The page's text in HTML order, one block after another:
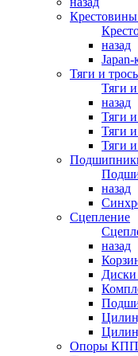
назад
Тяги и
Тяги
назад
Тяги
Тяги
Тяги
назад
Сцепление
назад
Диски
Опоры КПП